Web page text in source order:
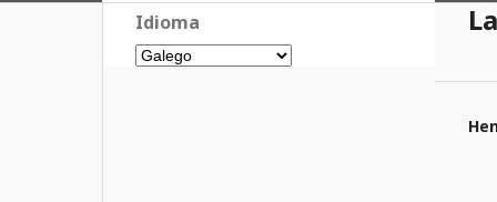
Idioma